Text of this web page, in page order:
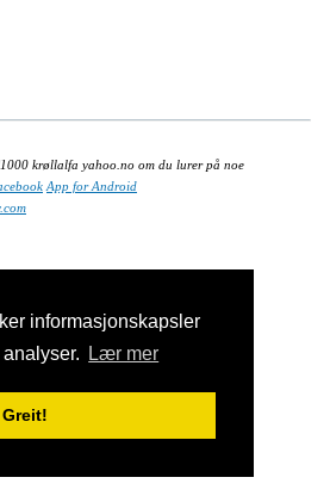
informasjonskapsler
Lær mer
Greit!
krøllalfa yahoo.no om du lurer på noe
App for Android